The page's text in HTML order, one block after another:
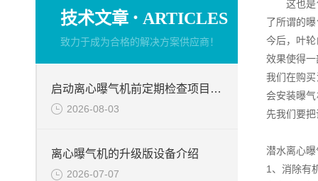
技术文章 · ARTICLES
致力于成为合格的解决方案供应商！
启动离心曝气机前定期检查项目分析
2026-08-03
离心曝气机的升级版设备介绍
2026-07-07
这也是使
了所谓的
今后，叶
效果使得
我们在购
会安装曝
先我们要
潜水离心
1、消除有